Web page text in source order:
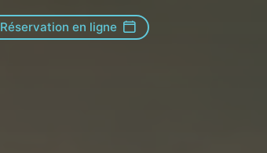
Réservation en ligne